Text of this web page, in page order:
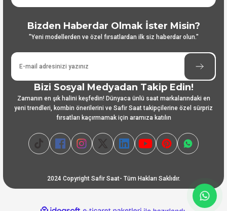
Bizden Haberdar Olmak İster Misin?
"Yeni modellerden ve özel fırsatlardan ilk siz haberdar olun."
Bizi Sosyal Medyadan Takip Edin!
Zamanın en şık halini keşfedin! Dünyaca ünlü saat markalarındaki en
yeni trendleri, kombin önerilerini ve Safir Saat takipçilerine özel sürpriz
fırsatları kaçırmamak için aramıza katılın
2024 Copyright Safir Saat- Tüm Hakları Saklıdır.